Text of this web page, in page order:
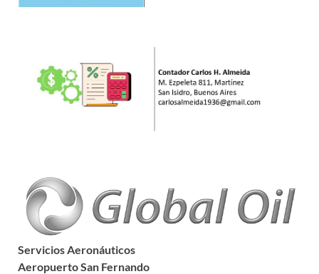
Servicios Aeronáuticos
Aeropuerto San Fernando